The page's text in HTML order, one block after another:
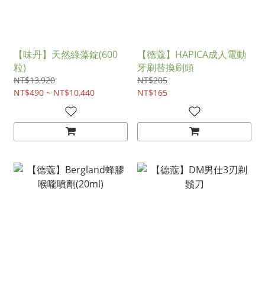
【味丹】天然綠藻錠(600
粒)
NT$13,920
NT$490 ~ NT$10,440
【德蔻】HAPICA成人電動
牙刷替換刷頭
NT$205
NT$165